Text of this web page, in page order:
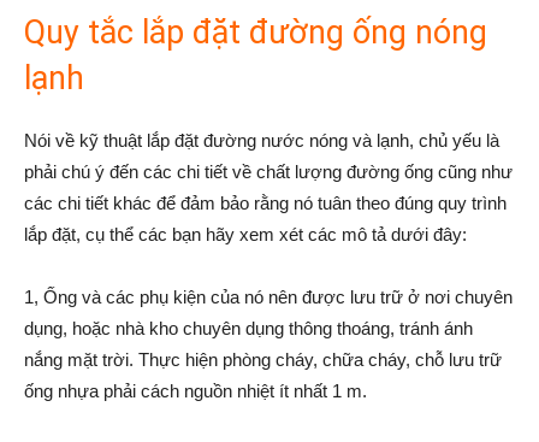
Quy tắc lắp đặt đường ống nóng
lạnh
Nói về kỹ thuật lắp đặt đường nước nóng và lạnh, chủ yếu là
phải chú ý đến các chi tiết về chất lượng đường ống cũng như
các chi tiết khác để đảm bảo rằng nó tuân theo đúng quy trình
lắp đặt, cụ thể các bạn hãy xem xét các mô tả dưới đây:
1, Ống và các phụ kiện của nó nên được lưu trữ ở nơi chuyên
dụng, hoặc nhà kho chuyên dụng thông thoáng, tránh ánh
nắng mặt trời. Thực hiện phòng cháy, chữa cháy, chỗ lưu trữ
ống nhựa phải cách nguồn nhiệt ít nhất 1 m.